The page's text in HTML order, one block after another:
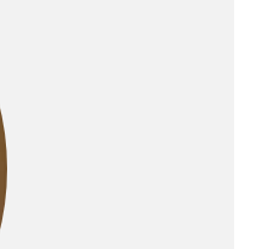
préréglage
Ébullition
: faites bouillir
1 tasse en
de 50 secondes.
bouilloire à
rapide dispose
puissance de 3
W et d'une grande